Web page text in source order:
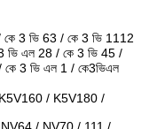
কে 3 ভি 63 / কে 3 ভি 1112
ভি এল 28 / কে 3 ভি 45 /
3 ভি এল 1 / কে3ভিএল
/ K5V180 /